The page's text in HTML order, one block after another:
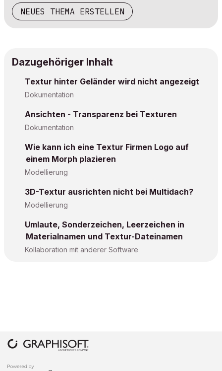
NEUES THEMA ERSTELLEN
Dazugehöriger Inhalt
Textur hinter Geländer wird nicht angezeigt
Dokumentation
Ansichten - Transparenz bei Texturen
Dokumentation
Wie kann ich eine Textur Firmen Logo auf
einem Morph plazieren
Modellierung
3D-Textur ausrichten nicht bei Multidach?
Modellierung
Umlaute, Sonderzeichen, Leerzeichen in
Materialnamen und Textur-Dateinamen
Kollaboration mit anderer Software